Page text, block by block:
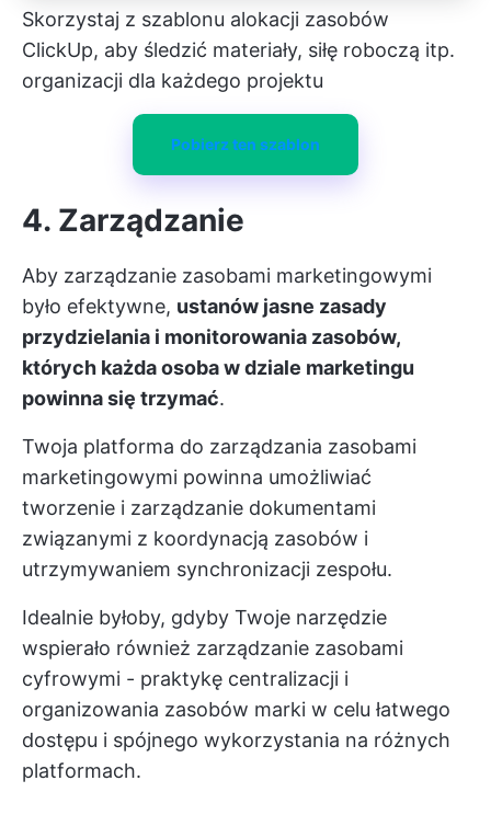
Skorzystaj z szablonu alokacji zasobów
ClickUp, aby śledzić materiały, siłę roboczą itp.
organizacji dla każdego projektu
Pobierz ten szablon
4. Zarządzanie
Aby zarządzanie zasobami marketingowymi
było efektywne, ustanów jasne zasady
przydzielania i monitorowania zasobów,
których każda osoba w dziale marketingu
powinna się trzymać.
Twoja platforma do zarządzania zasobami
marketingowymi powinna umożliwiać
tworzenie i zarządzanie dokumentami
związanymi z koordynacją zasobów i
utrzymywaniem synchronizacji zespołu.
Idealnie byłoby, gdyby Twoje narzędzie
wspierało również zarządzanie zasobami
cyfrowymi - praktykę centralizacji i
organizowania zasobów marki w celu łatwego
dostępu i spójnego wykorzystania na różnych
platformach.